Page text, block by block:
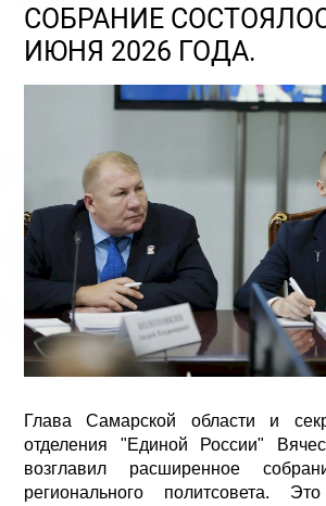
СОБРАНИЕ
ИЮНЯ 2026 ГОДА.
Глава Самарской области и
отделения "Единой России"
возглавил расширенное
регионального политсовета.